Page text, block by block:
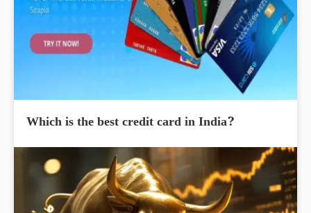
Which is the best credit card in India?